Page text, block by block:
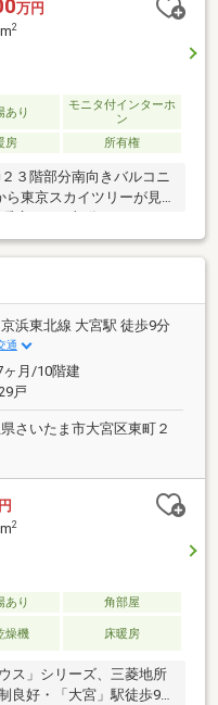
学校・・・徒歩１３分
万円
2
あり
モニタ付インターホ
ン
房 所有権
３階部分南向きバルコニ
ら東京スカイツリーが見
大変綺麗にお使いです！
京浜東北線 大宮駅 徒歩9分
通
ヶ月/10階建
戸
さいたま市大宮区東町２
2
あり
角部屋
燥機 床暖房
ス」シリーズ、三菱地所
良好・「大宮」駅徒歩9